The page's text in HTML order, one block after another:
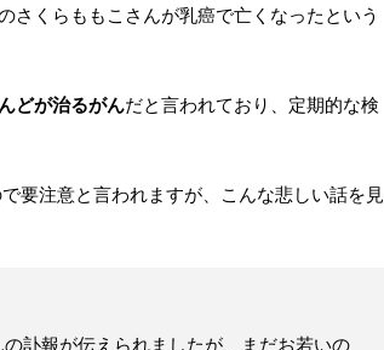
さくらももこさんが乳癌で亡くなったという
どが治るがんだと言われており、定期的な検
要注意と言われますが、こんな悲しい話を見
訃報が伝えられましたが、まだお若いの